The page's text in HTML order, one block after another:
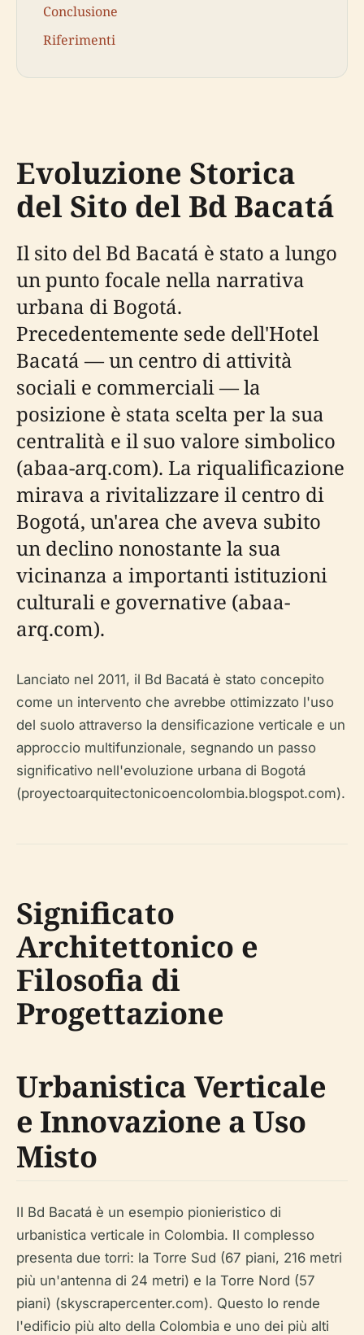
Conclusione
Riferimenti
Evoluzione Storica
del Sito del Bd Bacatá
Il sito del Bd Bacatá è stato a lungo
un punto focale nella narrativa
urbana di Bogotá.
Precedentemente sede dell'Hotel
Bacatá — un centro di attività
sociali e commerciali — la
posizione è stata scelta per la sua
centralità e il suo valore simbolico
(abaa-arq.com). La riqualificazione
mirava a rivitalizzare il centro di
Bogotá, un'area che aveva subito
un declino nonostante la sua
vicinanza a importanti istituzioni
culturali e governative (abaa-
arq.com).
Lanciato nel 2011, il Bd Bacatá è stato concepito
come un intervento che avrebbe ottimizzato l'uso
del suolo attraverso la densificazione verticale e un
approccio multifunzionale, segnando un passo
significativo nell'evoluzione urbana di Bogotá
(proyectoarquitectonicoencolombia.blogspot.com).
Significato
Architettonico e
Filosofia di
Progettazione
Urbanistica Verticale
e Innovazione a Uso
Misto
Il Bd Bacatá è un esempio pionieristico di
urbanistica verticale in Colombia. Il complesso
presenta due torri: la Torre Sud (67 piani, 216 metri
più un'antenna di 24 metri) e la Torre Nord (57
piani) (skyscrapercenter.com). Questo lo rende
l'edificio più alto della Colombia e uno dei più alti